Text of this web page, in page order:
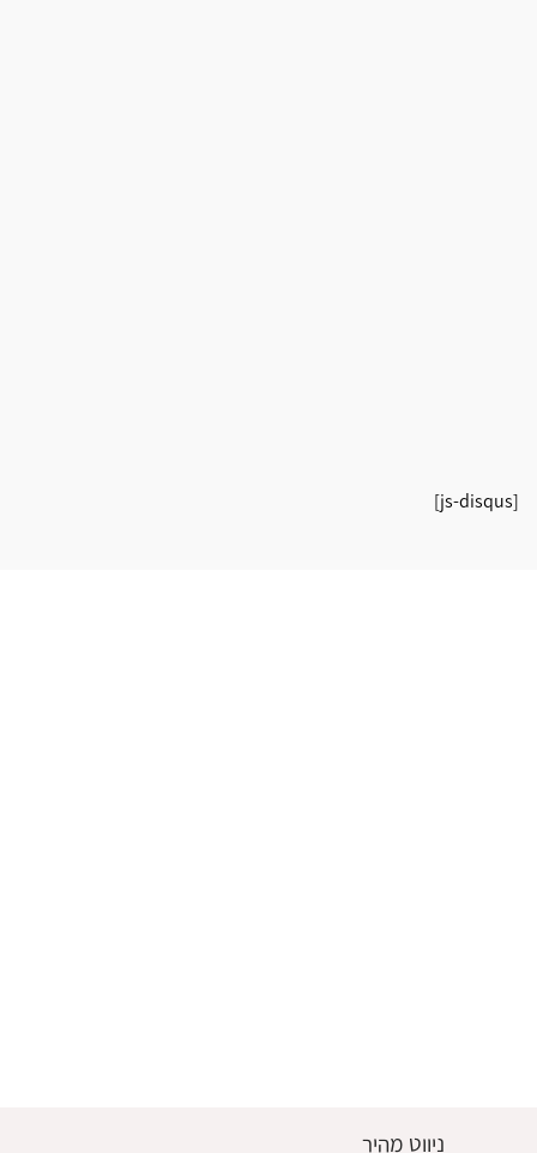
[js-disqus]
ניווט מהיר